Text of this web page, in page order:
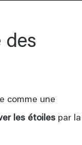
des
comme une
les étoiles par la